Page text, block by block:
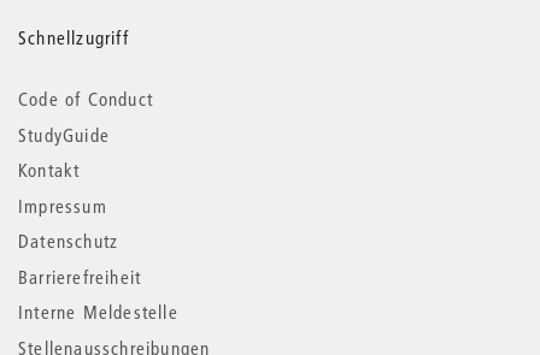
Schnellzugriff
Code of Conduct
StudyGuide
Kontakt
Impressum
Datenschutz
Barrierefreiheit
Interne Meldestelle
Stellenausschreibungen